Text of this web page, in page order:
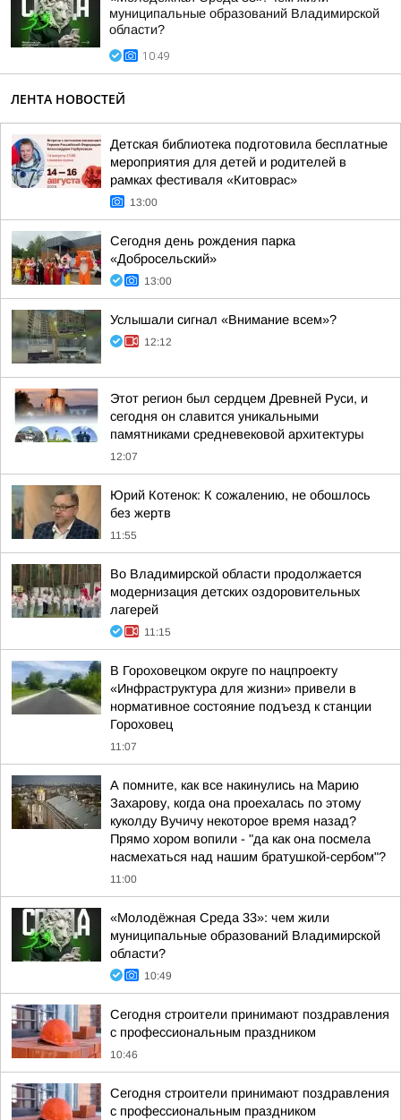
муниципальные образований Владимирской
области?
10:49
ЛЕНТА НОВОСТЕЙ
Детская библиотека подготовила бесплатные
мероприятия для детей и родителей в
рамках фестиваля «Китоврас»
13:00
Сегодня день рождения парка
«Добросельский»
13:00
Услышали сигнал «Внимание всем»?
12:12
Этот регион был сердцем Древней Руси, и
сегодня он славится уникальными
памятниками средневековой архитектуры
12:07
Юрий Котенок: К сожалению, не обошлось
без жертв
11:55
Во Владимирской области продолжается
модернизация детских оздоровительных
лагерей
11:15
В Гороховецком округе по нацпроекту
«Инфраструктура для жизни» привели в
нормативное состояние подъезд к станции
Гороховец
11:07
А помните, как все накинулись на Марию
Захарову, когда она проехалась по этому
куколду Вучичу некоторое время назад?
Прямо хором вопили - "да как она посмела
насмехаться над нашим братушкой-сербом"?
11:00
«Молодёжная Среда 33»: чем жили
муниципальные образований Владимирской
области?
10:49
Сегодня строители принимают поздравления
с профессиональным праздником
10:46
Сегодня строители принимают поздравления
с профессиональным праздником